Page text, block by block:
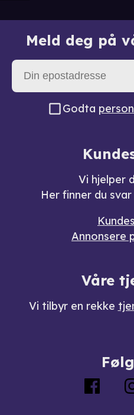
Meld deg på
Godta
Vi hjelper
Her finner du
Annonsere
Våre
Vi tilbyr en rekke